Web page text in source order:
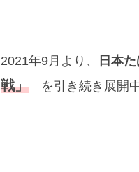
2021年9月より、 日本
戦」 を引き続き展開中